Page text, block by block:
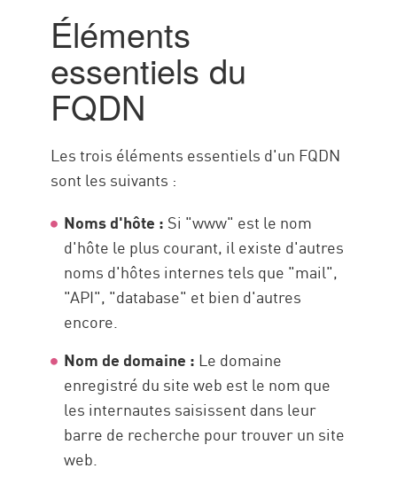
Importance du FQDN
Localisation d'un FQDN à travers
les systèmes d'exploitation
FQDN et sécurité du réseau
Relation entre les FQDN, les
URL et la terminologie des
domaines
renforcer la sécurité du réseau
Ressources
Éléments
essentiels du
FQDN
Les trois éléments essentiels d'un FQDN
sont les suivants :
Noms d'hôte : Si "www" est le nom
d'hôte le plus courant, il existe d'autres
noms d'hôtes internes tels que "mail",
"API", "database" et bien d'autres
encore.
Nom de domaine : Le domaine
enregistré du site web est le nom que
les internautes saisissent dans leur
barre de recherche pour trouver un site
web.